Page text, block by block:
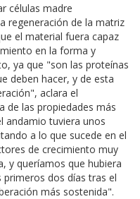
células madre
regeneración de la matriz
el material fuera capaz
en la forma y
ya que "son las proteínas
deben hacer, y de esta
aclara el
de las propiedades más
andamio tuviera unos
a lo que sucede en el
de crecimiento muy
y queríamos que hubiera
dos días tras el
más sostenida".